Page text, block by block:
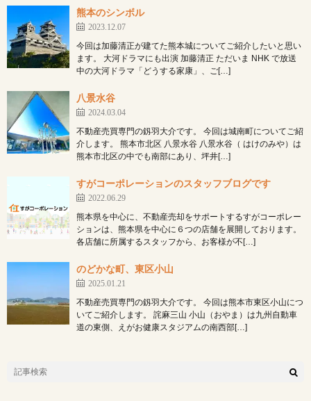
熊本のシンボル
2023.12.07
今回は加藤清正が建てた熊本城についてご紹介したいと思い
ます。 大河ドラマにも出演 加藤清正 ただいま NHK で放送
中の大河ドラマ「どうする家康」、ご[…]
八景水谷
2024.03.04
不動産売買専門の釼羽大介です。 今回は城南町についてご紹
介します。 熊本市北区 八景水谷 八景水谷（ はけのみや）は
熊本市北区の中でも南部にあり、坪井[…]
すがコーポレーションのスタッフブログです
2022.06.29
熊本県を中心に、不動産売却をサポートするすがコーポレー
ションは、熊本県を中心に６つの店舗を展開しております。
各店舗に所属するスタッフから、お客様が不[…]
のどかな町、東区小山
2025.01.21
不動産売買専門の釼羽大介です。 今回は熊本市東区小山につ
いてご紹介します。 詫麻三山 小山（おやま）は九州自動車
道の東側、えがお健康スタジアムの南西部[…]